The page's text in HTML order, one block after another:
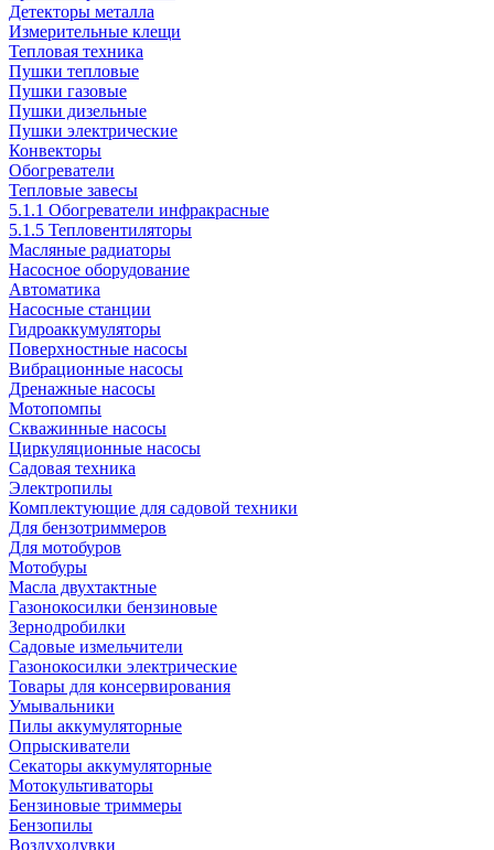
Детекторы металла
Измерительные клещи
Тепловая техника
Пушки тепловые
Пушки газовые
Пушки дизельные
Пушки электрические
Конвекторы
Обогреватели
Тепловые завесы
5.1.1 Обогреватели инфракрасные
5.1.5 Тепловентиляторы
Масляные радиаторы
Насосное оборудование
Автоматика
Насосные станции
Гидроаккумуляторы
Поверхностные насосы
Вибрационные насосы
Дренажные насосы
Мотопомпы
Скважинные насосы
Циркуляционные насосы
Садовая техника
Электропилы
Комплектующие для садовой техники
Для бензотриммеров
Для мотобуров
Мотобуры
Масла двухтактные
Газонокосилки бензиновые
Зернодробилки
Садовые измельчители
Газонокосилки электрические
Товары для консервирования
Умывальники
Пилы аккумуляторные
Опрыскиватели
Секаторы аккумуляторные
Мотокультиваторы
Бензиновые триммеры
Бензопилы
Воздуходувки